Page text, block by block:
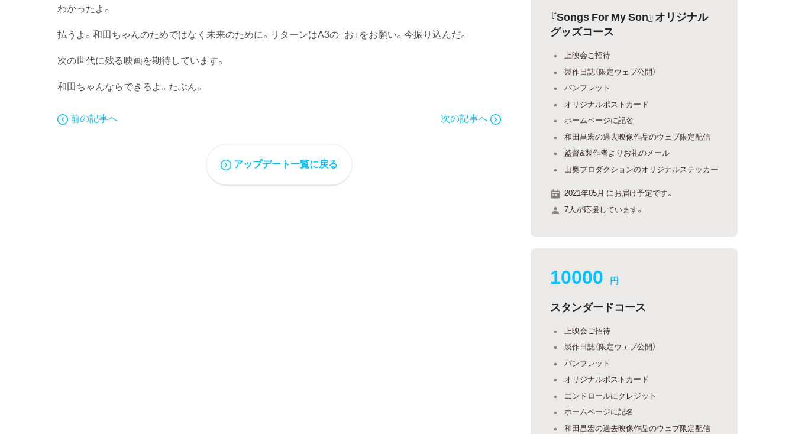
わかったよ。
払うよ。和田ちゃんのためではなく未来のために。リターンはA3の「お」をお願い。今振り込んだ。
次の世代に残る映画を期待しています。
和田ちゃんならできるよ。たぶん。
前の記事へ 次の記事へ
アップデート一覧に戻る
『Songs For My Son』オリジナル
グッズコース
上映会ご招待
製作日誌（限定ウェブ公開）
パンフレット
オリジナルポストカード
ホームページに記名
和田昌宏の過去映像作品のウェブ限定配信
監督&製作者よりお礼のメール
山奥プロダクションのオリジナルステッカー
2021年05月 にお届け予定です。
7人が応援しています。
10000 円
スタンダードコース
上映会ご招待
製作日誌（限定ウェブ公開）
パンフレット
オリジナルポストカード
エンドロールにクレジット
ホームページに記名
和田昌宏の過去映像作品のウェブ限定配信